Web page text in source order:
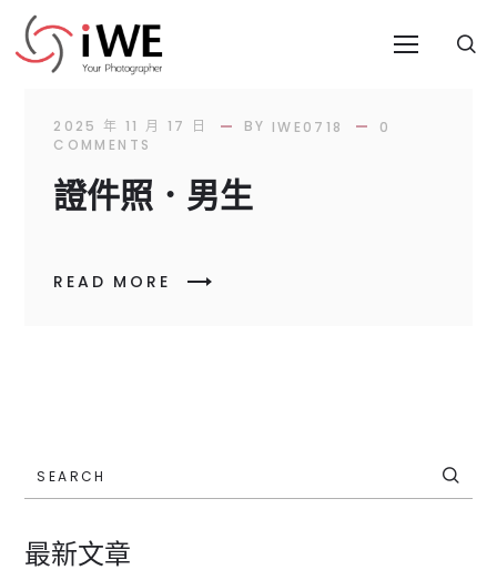
2025 年 11 月 17 日 BY IWE0718
0
COMMENTS
證件照．男生
READ MORE
SEARCH
最新文章